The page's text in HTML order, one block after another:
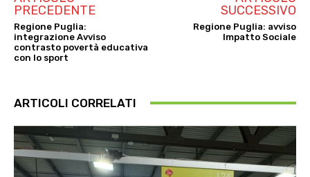
PRECEDENTE
Regione Puglia:
integrazione Avviso
contrasto povertà educativa
con lo sport
SUCCESSIVO
Regione Puglia: avviso
Impatto Sociale
ARTICOLI CORRELATI